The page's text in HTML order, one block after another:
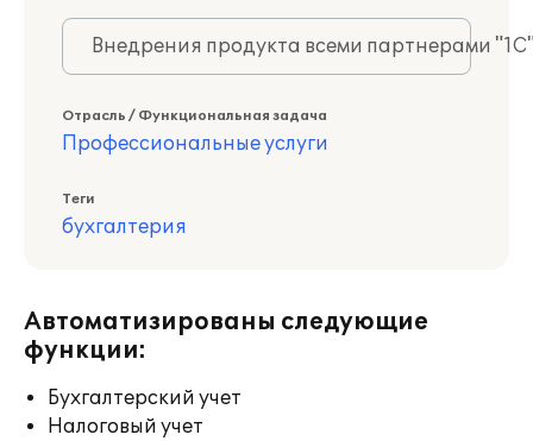
Внедрения продукта всеми партнерами
Отрасль / Функциональная задача
Профессиональные услуги
Теги
бухгалтерия
Автоматизированы следующие
функции:
Бухгалтерский учет
Налоговый учет